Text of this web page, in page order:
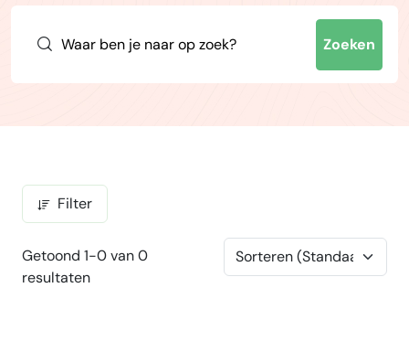
Zoeken
Filter
Getoond 1-0 van 0
resultaten